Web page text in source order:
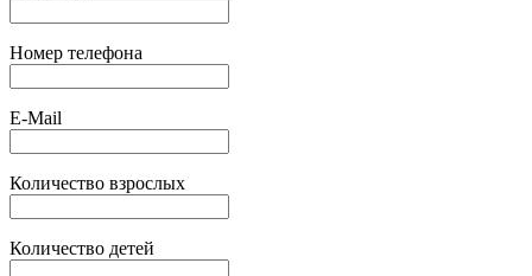
Номер телефона
E-Mail
Количество взрослых
Количество детей